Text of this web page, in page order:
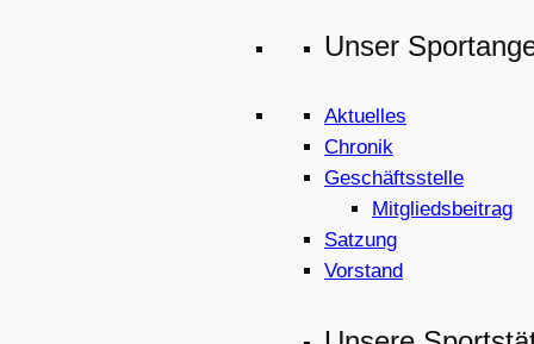
Unser
Aktuelles
Chronik
Geschäftsstelle
Mitgliedsbeitrag
Satzung
Vorstand